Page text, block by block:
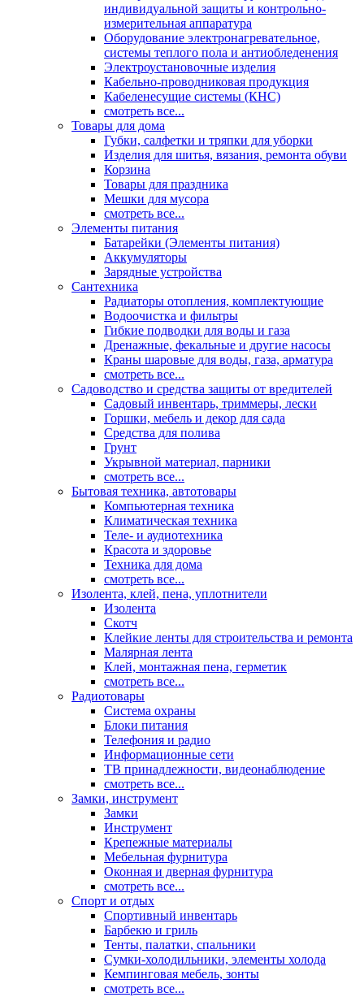
индивидуальной защиты и контрольно-
измерительная аппаратура
Оборудование электронагревательное,
системы теплого пола и антиобледенения
Электроустановочные изделия
Кабельно-проводниковая продукция
Кабеленесущие системы (КНС)
смотреть все...
Товары для дома
Губки, салфетки и тряпки для уборки
Изделия для шитья, вязания, ремонта обуви
Корзина
Товары для праздника
Мешки для мусора
смотреть все...
Элементы питания
Батарейки (Элементы питания)
Аккумуляторы
Зарядные устройства
Сантехника
Радиаторы отопления, комплектующие
Водоочистка и фильтры
Гибкие подводки для воды и газа
Дренажные, фекальные и другие насосы
Краны шаровые для воды, газа, арматура
смотреть все...
Садоводство и средства защиты от вредителей
Садовый инвентарь, триммеры, лески
Горшки, мебель и декор для сада
Средства для полива
Грунт
Укрывной материал, парники
смотреть все...
Бытовая техника, автотовары
Компьютерная техника
Климатическая техника
Теле- и аудиотехника
Красота и здоровье
Техника для дома
смотреть все...
Изолента, клей, пена, уплотнители
Изолента
Скотч
Клейкие ленты для строительства и ремонта
Малярная лента
Клей, монтажная пена, герметик
смотреть все...
Радиотовары
Система охраны
Блоки питания
Телефония и радио
Информационные сети
ТВ принадлежности, видеонаблюдение
смотреть все...
Замки, инструмент
Замки
Инструмент
Крепежные материалы
Мебельная фурнитура
Оконная и дверная фурнитура
смотреть все...
Спорт и отдых
Спортивный инвентарь
Барбекю и гриль
Тенты, палатки, спальники
Сумки-холодильники, элементы холода
Кемпинговая мебель, зонты
смотреть все...